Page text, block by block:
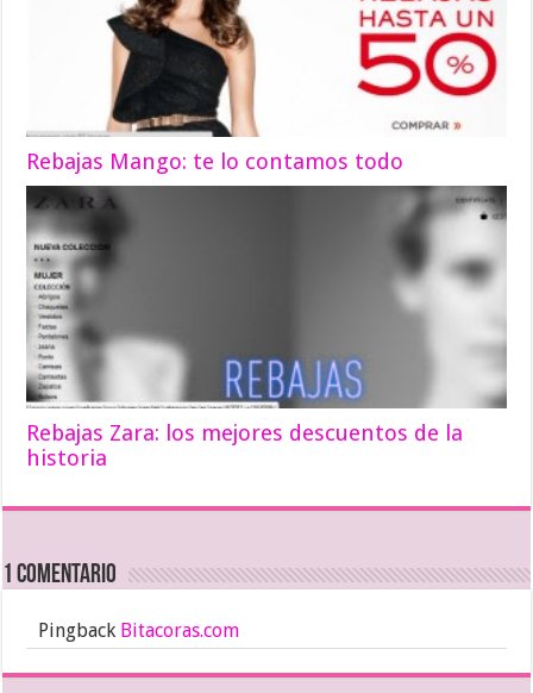
Rebajas Mango: te lo contamos todo
Rebajas Zara: los mejores descuentos de la
historia
1 comentario
Pingback Bitacoras.com